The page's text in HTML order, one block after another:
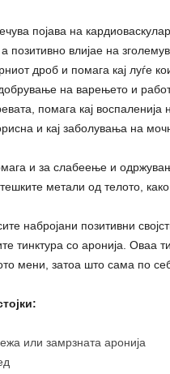
појава на
позитивно влијае на
дроб и помага кај луѓе
на варењето и
помага кај
и кај заболувања на
и за слабеење и
метали од телото,
набројани позитивни
тинктура со аронија. Оваа
мени, затоа што сама по
или замрзната аронија